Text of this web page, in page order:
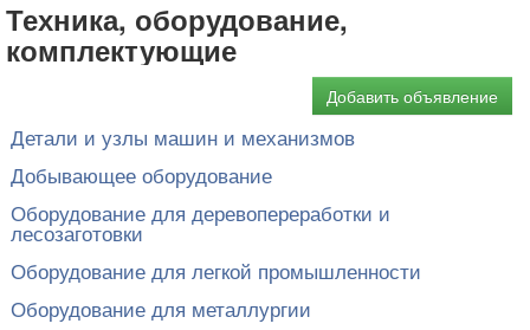
Техника, оборудование,
комплектующие
Добавить объявление
Детали и узлы машин и механизмов
Добывающее оборудование
Оборудование для деревопереработки и
лесозаготовки
Оборудование для легкой промышленности
Оборудование для металлургии